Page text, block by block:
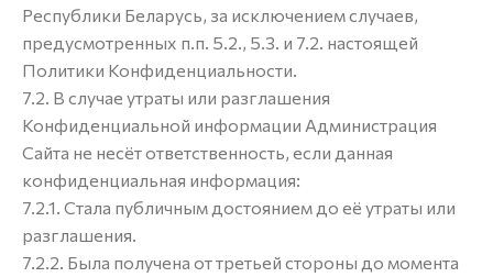
Республики Беларусь, за исключением случаев,
предусмотренных п.п. 5.2., 5.3. и 7.2. настоящей
Политики Конфиденциальности.
7.2. В случае утраты или разглашения
Конфиденциальной информации Администрация
Сайта не несёт ответственность, если данная
конфиденциальная информация:
7.2.1. Стала публичным достоянием до её утраты или
разглашения.
7.2.2. Была получена от третьей стороны до момента